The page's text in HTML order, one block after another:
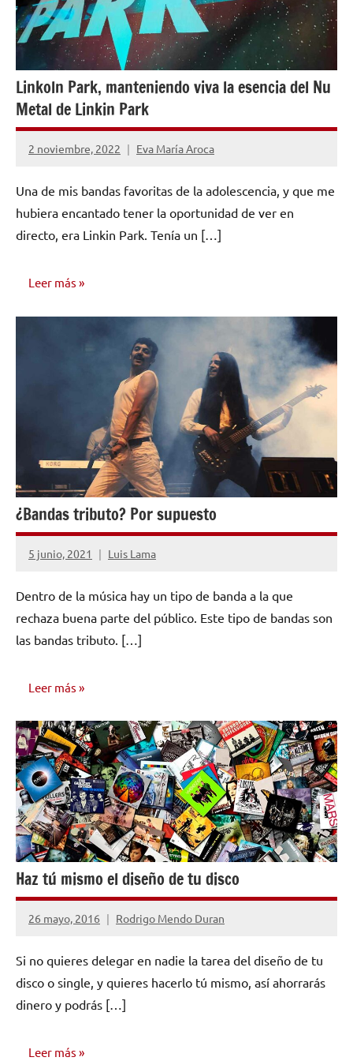
Linkoln Park, manteniendo viva la esencia del Nu
Metal de Linkin Park
2 noviembre, 2022 Eva María Aroca
No
comentarios
Una de mis bandas favoritas de la adolescencia, y que me
hubiera encantado tener la oportunidad de ver en
directo, era Linkin Park. Tenía un […]
Leer más
¿Bandas tributo? Por supuesto
5 junio, 2021 Luis Lama
No
comentarios
Dentro de la música hay un tipo de banda a la que
rechaza buena parte del público. Este tipo de bandas son
las bandas tributo. […]
Leer más
OPINIÓN
Haz tú mismo el diseño de tu disco
26 mayo, 2016 Rodrigo Mendo Duran
2
Si no quieres delegar en nadie la tarea del diseño de tu
disco o single, y quieres hacerlo tú mismo, así ahorrarás
dinero y podrás […]
Leer más